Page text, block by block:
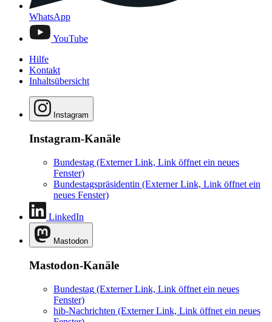
WhatsApp
YouTube
Hilfe
Kontakt
Inhaltsübersicht
Instagram
Instagram-Kanäle
Bundestag (Externer Link, Link öffnet ein neues
Fenster)
Bundestagspräsidentin (Externer Link, Link öffnet ein
neues Fenster)
LinkedIn
Mastodon
Mastodon-Kanäle
Bundestag (Externer Link, Link öffnet ein neues
Fenster)
hib-Nachrichten (Externer Link, Link öffnet ein neues